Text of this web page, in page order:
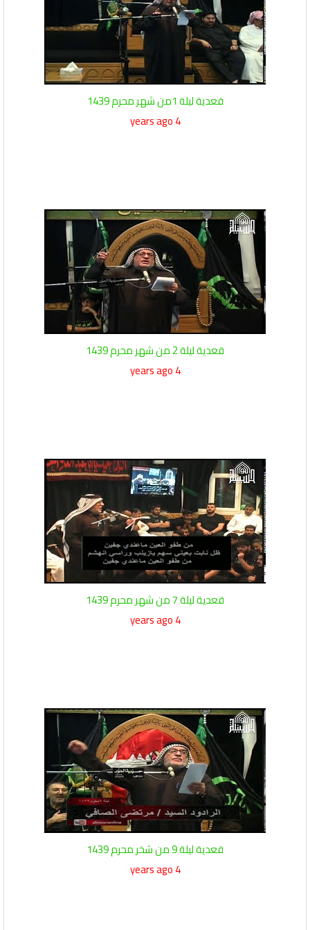
قعدية ليلة 1من شهر محرم 1439
4 years ago
قعدية ليلة 2 من شهر محرم 1439
4 years ago
قعدية ليلة 7 من شهر محرم 1439
4 years ago
قعدية ليلة 9 من شخر محرم 1439
4 years ago